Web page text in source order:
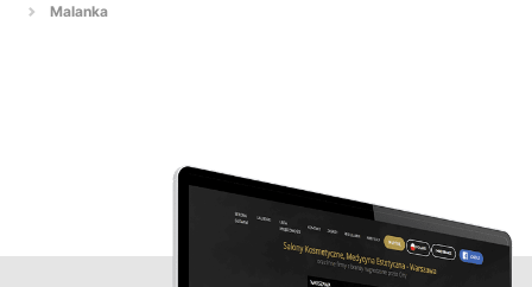
Malanka